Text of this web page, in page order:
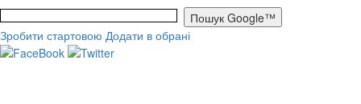
Зробити стартовою Додати в обрані